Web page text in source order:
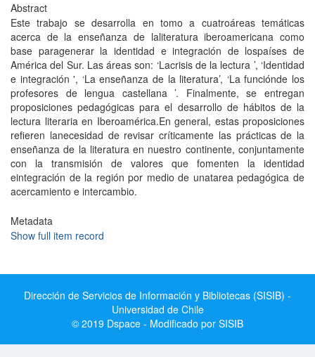
Abstract
Este trabajo se desarrolla en tomo a cuatroáreas temáticas
acerca de la enseñanza de laliteratura iberoamericana como
base paragenerar la identidad e integración de lospaíses de
América del Sur. Las áreas son: ‘Lacrisis de la lectura ’, ‘Identidad
e integración ', ‘La enseñanza de la literatura’, ‘La funciónde los
profesores de lengua castellana ’. Final­mente, se entregan
proposiciones pedagó­gicas para el desarrollo de hábitos de la
lec­tura literaria en Iberoamérica.En general, estas proposiciones
refieren lanecesidad de revisar críticamente las prác­ticas de la
enseñanza de la literatura en nues­tro continente, conjuntamente
con la transmi­sión de valores que fomenten la identidad
eintegración de la región por medio de unatarea pedagógica de
acercamiento e inter­cambio.
Metadata
Show full item record
Dirección de Servicios de Información y Bibliotecas (SISIB) -
Universidad de Chile
© 2019 Dspace - Modificado por SISIB